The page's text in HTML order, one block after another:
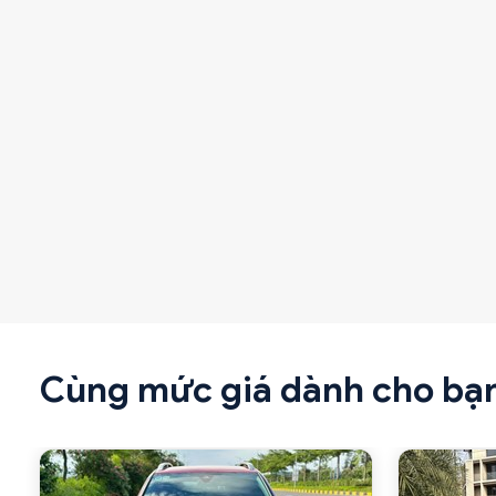
Cùng mức giá dành cho